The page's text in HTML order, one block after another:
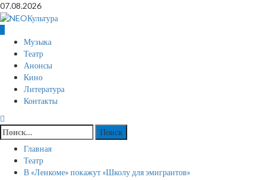
Перейти
к
содержимому
07.08.2026
Основное
меню
Музыка
Театр
Анонсы
Кино
Литература
Контакты
Найти:
Главная
Театр
В «Ленкоме» покажут «Школу для эмигрантов»